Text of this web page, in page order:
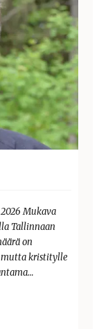
Mukava
Tallinnaan
on
mutta kristitylle